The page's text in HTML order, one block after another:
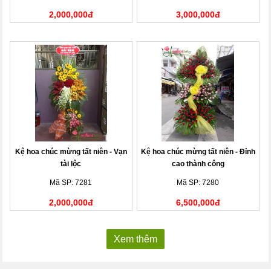
2,000,000đ 3,000,000đ
Kệ hoa chúc mừng tất niên - Vạn
tài lộc
Mã SP: 7281
2,000,000đ
Kệ hoa chúc mừng tất niên - Đỉnh
cao thành công
Mã SP: 7280
6,500,000đ
Xem thêm